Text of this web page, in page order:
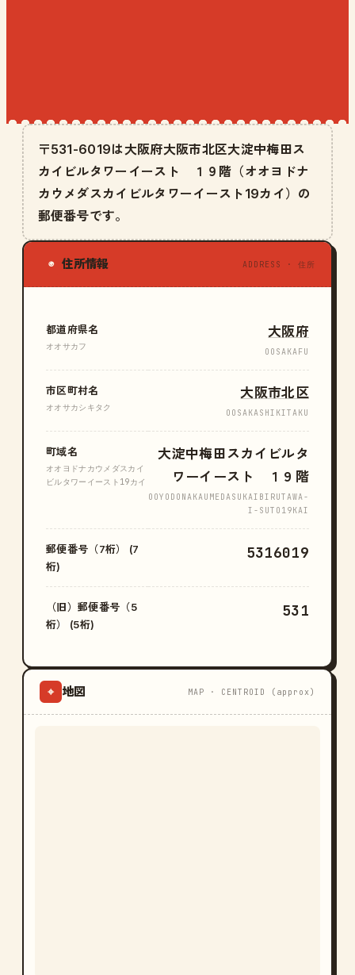
〒531-6019は大阪府大阪市北区大淀中梅田ス
カイビルタワーイースト １９階（オオヨドナ
カウメダスカイビルタワーイースト19カイ）の
郵便番号です。
◉ 住所情報 ADDRESS · 住所
都道府県名
オオサカフ
大阪府
OOSAKAFU
市区町村名
オオサカシキタク
大阪市北区
OOSAKASHIKITAKU
町域名
オオヨドナカウメダスカイ
ビルタワーイースト19カイ
大淀中梅田スカイビルタ
ワーイースト １９階
OOYODONAKAUMEDASUKAIBIRUTAWA-
I-SUTO19KAI
郵便番号（7桁） (7
桁)
5316019
（旧）郵便番号（5
桁） (5桁)
531
⌖ 地図 MAP · CENTROID (approx)